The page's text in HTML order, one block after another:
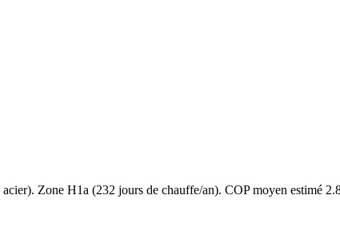
acier). Zone H1a (232 jours de chauffe/an). COP moyen estimé